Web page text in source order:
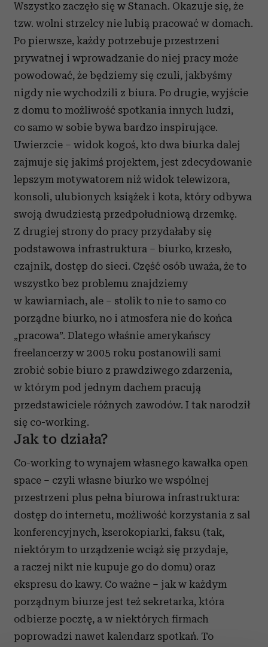
Wszystko zaczęło się w Stanach. Okazuje się, że
tzw. wolni strzelcy nie lubią pracować w domach.
Po pierwsze, każdy potrzebuje przestrzeni
prywatnej i wprowadzanie do niej pracy może
powodować, że będziemy się czuli, jakbyśmy
nigdy nie wychodzili z biura. Po drugie, wyjście
z domu to możliwość spotkania innych ludzi,
co samo w sobie bywa bardzo inspirujące.
Uwierzcie – widok kogoś, kto dwa biurka dalej
zajmuje się jakimś projektem, jest zdecydowanie
lepszym motywatorem niż widok telewizora,
konsoli, ulubionych książek i kota, który odbywa
swoją dwudziestą przedpołudniową drzemkę.
Z drugiej strony do pracy przydałaby się
podstawowa infrastruktura – biurko, krzesło,
czajnik, dostęp do sieci. Część osób uważa, że to
wszystko bez problemu znajdziemy
w kawiarniach, ale – stolik to nie to samo co
porządne biurko, no i atmosfera nie do końca
„pracowa”. Dlatego właśnie amerykańscy
freelancerzy w 2005 roku postanowili sami
zrobić sobie biuro z prawdziwego zdarzenia,
w którym pod jednym dachem pracują
przedstawiciele różnych zawodów. I tak narodził
się co-working.
Jak to działa?
Co-working to wynajem własnego kawałka open
space – czyli własne biurko we wspólnej
przestrzeni plus pełna biurowa infrastruktura:
dostęp do internetu, możliwość korzystania z sal
konferencyjnych, kserokopiarki, faksu (tak,
niektórym to urządzenie wciąż się przydaje,
a raczej nikt nie kupuje go do domu) oraz
ekspresu do kawy. Co ważne – jak w każdym
porządnym biurze jest też sekretarka, która
odbierze pocztę, a w niektórych firmach
poprowadzi nawet kalendarz spotkań. To